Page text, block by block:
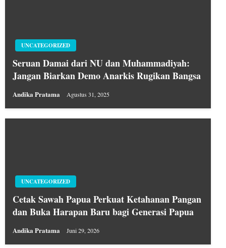
UNCATEGORIZED
Seruan Damai dari NU dan Muhammadiyah:
Jangan Biarkan Demo Anarkis Rugikan Bangsa
Andika Pratama Agustus 31, 2025
UNCATEGORIZED
Cetak Sawah Papua Perkuat Ketahanan Pangan
dan Buka Harapan Baru bagi Generasi Papua
Andika Pratama Juni 29, 2026